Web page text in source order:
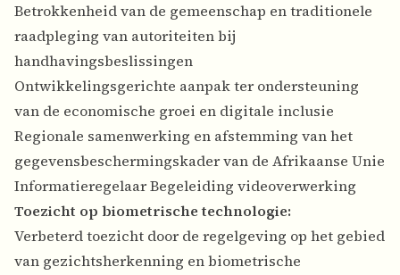
Betrokkenheid van de gemeenschap en traditionele
raadpleging van autoriteiten bij
handhavingsbeslissingen
Ontwikkelingsgerichte aanpak ter ondersteuning
van de economische groei en digitale inclusie
Regionale samenwerking en afstemming van het
gegevensbeschermingskader van de Afrikaanse Unie
Informatieregelaar Begeleiding videoverwerking
Toezicht op biometrische technologie:
Verbeterd toezicht door de regelgeving op het gebied
van gezichtsherkenning en biometrische